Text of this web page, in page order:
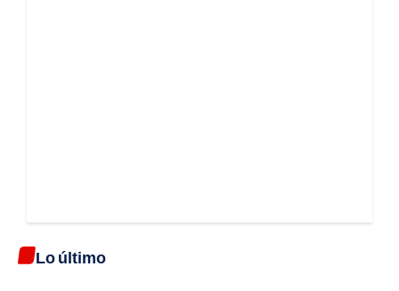
Lo último